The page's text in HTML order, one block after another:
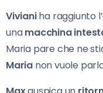
Vivianiha raggiunto l’
unamacchina
Maria pare che ne
Maria non vuole